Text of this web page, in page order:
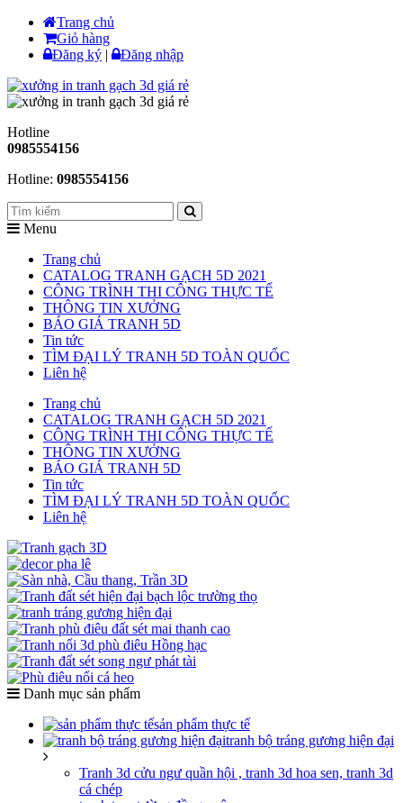
Trang chủ
Giỏ hàng
Đăng ký | Đăng nhập
Hotline
0985554156
Hotline: 0985554156
Menu
Trang chủ
CATALOG TRANH GẠCH 5D 2021
CÔNG TRÌNH THI CÔNG THỰC TẾ
THÔNG TIN XƯỞNG
BÁO GIÁ TRANH 5D
Tin tức
TÌM ĐẠI LÝ TRANH 5D TOÀN QUỐC
Liên hệ
Trang chủ
CATALOG TRANH GẠCH 5D 2021
CÔNG TRÌNH THI CÔNG THỰC TẾ
THÔNG TIN XƯỞNG
BÁO GIÁ TRANH 5D
Tin tức
TÌM ĐẠI LÝ TRANH 5D TOÀN QUỐC
Liên hệ
Danh mục sản phẩm
sản phẩm thực tế
tranh bộ tráng gương hiện đại
Tranh 3d cửu ngư quần hội , tranh 3d hoa sen, tranh 3d
cá chép